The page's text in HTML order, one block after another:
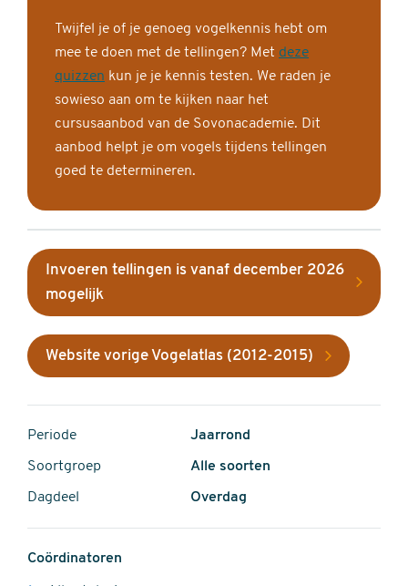
Twijfel je of je genoeg vogelkennis hebt om
mee te doen met de tellingen? Met deze
quizzen kun je je kennis testen. We raden je
sowieso aan om te kijken naar het
cursusaanbod van de Sovonacademie. Dit
aanbod helpt je om vogels tijdens tellingen
goed te determineren.
Invoeren tellingen is vanaf december 2026
mogelijk
Website vorige Vogelatlas (2012-2015)
Periode Jaarrond
Soortgroep Alle soorten
Dagdeel Overdag
Coördinatoren